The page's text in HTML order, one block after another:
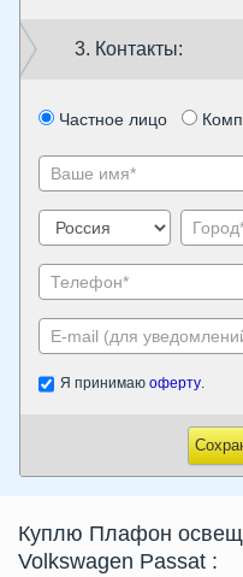
3. Контакты:
Частное лицо
Я принимаю оферту.
Куплю Плафон
Volkswagen Passat :